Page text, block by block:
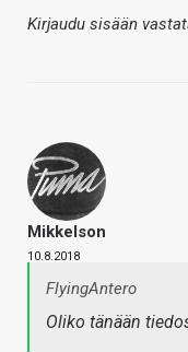
Kirjaudu sisään
Mikkelson
10.8.2018
FlyingAntero
Oliko tänään